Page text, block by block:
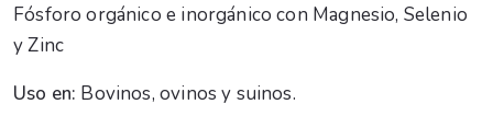
Fósforo orgánico e inorgánico con Magnesio, Selenio
y Zinc
Uso en: Bovinos, ovinos y suinos.